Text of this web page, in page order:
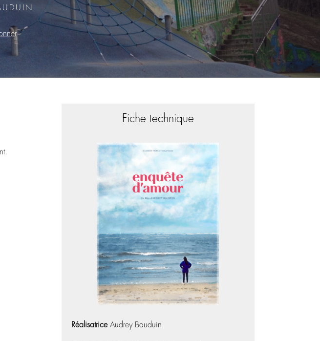
Fiche technique
Réalisatrice Audrey Bauduin